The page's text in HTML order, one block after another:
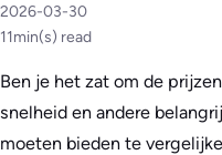
2026-03-30
11min(s) read
Ben je het zat om de
snelheid en andere
moeten bieden te